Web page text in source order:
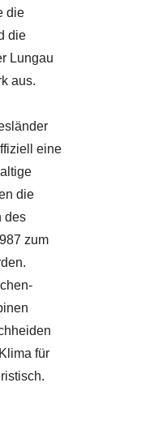
die
die
Lungau
aus.
eine
die
des
zum
für